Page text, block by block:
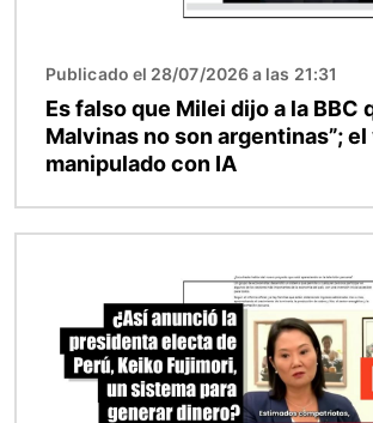
Publicado el 28/07/2026 a las 21:31
Es falso que Milei dijo a la BBC
Malvinas no son argentinas”;
manipulado con IA